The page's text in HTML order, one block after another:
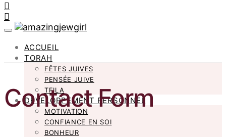
ACCUEIL
TORAH
FÊTES JUIVES
PENSÉE JUIVE
TFILA
DÉVELOPPEMENT PERSONNEL
MOTIVATION
CONFIANCE EN SOI
BONHEUR
Contact Form